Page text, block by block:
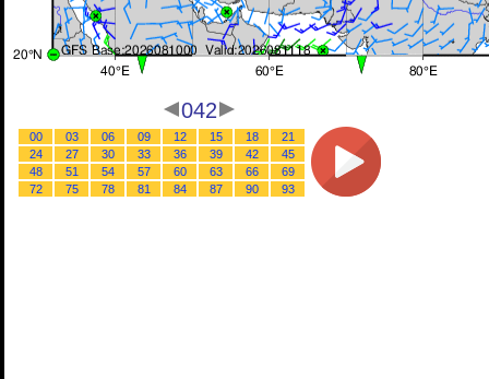
042
00 03 06 09 12 15 18
21
24
27 30 33 36 39 42
45
48
51 54 57 60 63 66
69
72
75 78 81 84 87 90 93